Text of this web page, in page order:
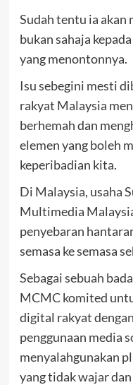
Sudah tentu ia akan
bukan sahaja
yang menontonnya.
Isu sebegini mesti
rakyat Malaysia
berhemah dan
elemen yang boleh
keperibadian kita.
Di Malaysia, usaha
Multimedia
penyebaran
semasa ke semasa
Sebagai sebuah
MCMC komited
digital rakyat
penggunaan media
menyalahgunakan
yang tidak wajar